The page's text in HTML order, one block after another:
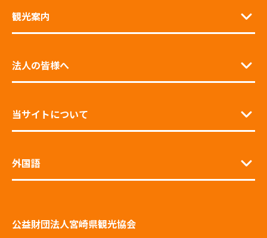
観光案内
法人の皆様へ
当サイトについて
外国語
公益財団法人宮崎県観光協会